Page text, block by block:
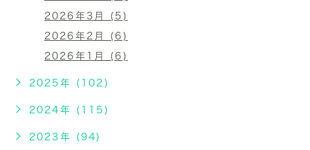
2026年3月 (5)
2026年2月 (6)
2026年1月 (6)
2025年 (102)
2024年 (115)
2023年 (94)